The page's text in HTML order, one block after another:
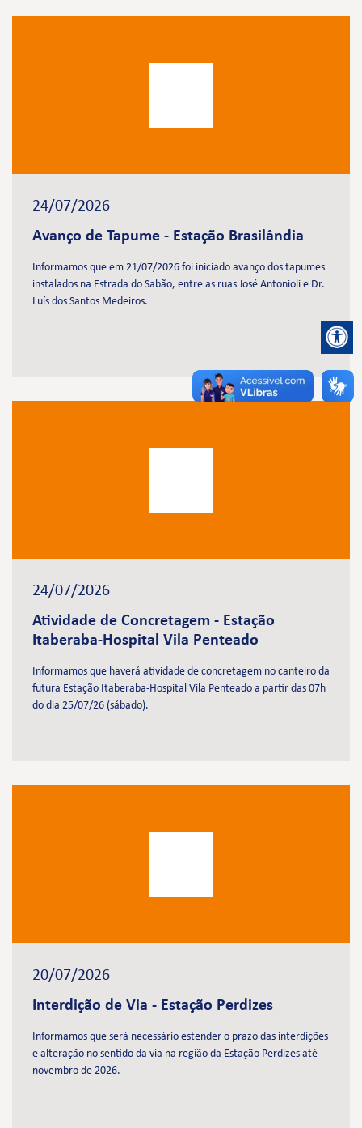
24/07/2026
Avanço de Tapume - Estação Brasilândia
Informamos que em 21/07/2026 foi iniciado avanço dos tapumes
instalados na Estrada do Sabão, entre as ruas José Antonioli e Dr.
Luís dos Santos Medeiros.
24/07/2026
Atividade de Concretagem - Estação
Itaberaba-Hospital Vila Penteado
Informamos que haverá atividade de concretagem no canteiro da
futura Estação Itaberaba-Hospital Vila Penteado a partir das 07h
do dia 25/07/26 (sábado).
20/07/2026
Interdição de Via - Estação Perdizes
Informamos que será necessário estender o prazo das interdições
e alteração no sentido da via na região da Estação Perdizes até
novembro de 2026.